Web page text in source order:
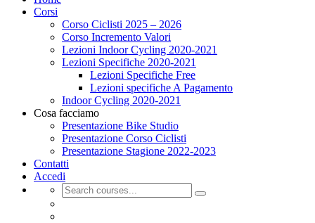
Corsi
Corso Ciclisti 2025 – 2026
Corso Incremento Valori
Lezioni Indoor Cycling 2020-2021
Lezioni Specifiche 2020-2021
Lezioni Specifiche Free
Lezioni specifiche A Pagamento
Indoor Cycling 2020-2021
Cosa facciamo
Presentazione Bike Studio
Presentazione Corso Ciclisti
Presentazione Stagione 2022-2023
Contatti
Accedi